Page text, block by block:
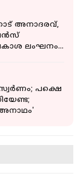
അനാദരവ്,
ലംഘനം:
പക്ഷെ